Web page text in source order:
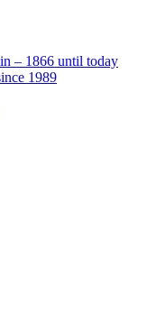
– 1866 until today
1989